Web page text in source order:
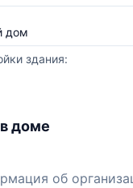
дом
здания:
доме
об